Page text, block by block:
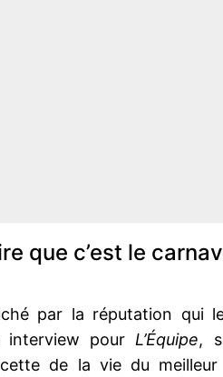
que c’est le
par la réputation qui
interview pourL’Équipe,
de la vie du